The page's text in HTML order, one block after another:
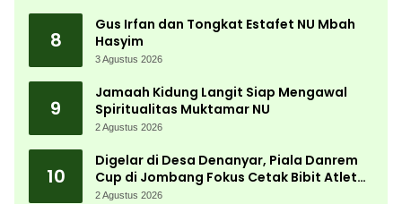
8
Gus Irfan dan Tongkat Estafet NU Mbah
Hasyim
3 Agustus 2026
9
Jamaah Kidung Langit Siap Mengawal
Spiritualitas Muktamar NU
2 Agustus 2026
10
Digelar di Desa Denanyar, Piala Danrem
Cup di Jombang Fokus Cetak Bibit Atlet
Menembak Berprestasi
2 Agustus 2026